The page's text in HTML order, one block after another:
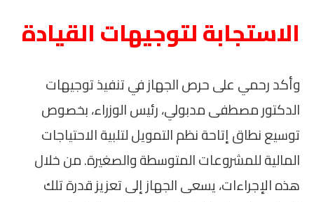
الاستجابة لتوجيهات القيادة
وأكد رحمي على حرص الجهاز في تنفيذ توجيهات
الدكتور مصطفى مدبولي، رئيس الوزراء، بخصوص
توسيع نطاق إتاحة نظم التمويل لتلبية الاحتياجات
المالية للمشروعات المتوسطة والصغيرة. من خلال
هذه الإجراءات، يسعى الجهاز إلى تعزيز قدرة تلك